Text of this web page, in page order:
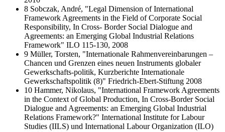
8 Sobczak, André, "Legal Dimension of International
Framework Agreements in the Field of Corporate Social
Responsibility, In Cross‐ Border Social Dialogue and
Agreements: an Emerging Global Industrial Relations
Framework" ILO 115-130, 2008
9 Müller, Torsten, "Internationale Rahmenvereinbarungen –
Chancen und Grenzen eines neuen Instruments globaler
Gewerkschafts‐politik, Kurzberichte Internationale
Gewerkschaftspolitik (8)" Friedrich‐Ebert‐Stiftung 2008
10 Hammer, Nikolaus, "International Framework Agreements
in the Context of Global Production, In Cross‐Border Social
Dialogue and Agreements: an Emerging Global Industrial
Relations Framework?" International Institute for Labour
Studies (IILS) und International Labour Organization (ILO)